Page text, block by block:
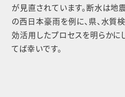
が見直されています。断水は地
の西日本豪雨を例に、県、水質
効活用したプロセスを明らか
てば幸いです。